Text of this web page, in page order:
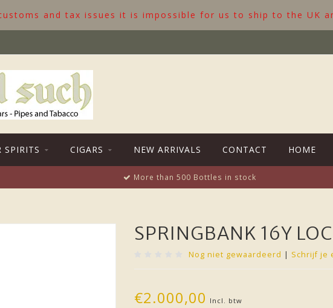
and tax issues it is impossible for us to ship to the UK
SPIRITS CIGARS NEW ARRIVALS CONTACT HOME
More than 500 Bottles in stock
SPRINGBANK 16Y
Nog niet gewaardeerd | Schrijf je
€2.000,00 Incl. btw